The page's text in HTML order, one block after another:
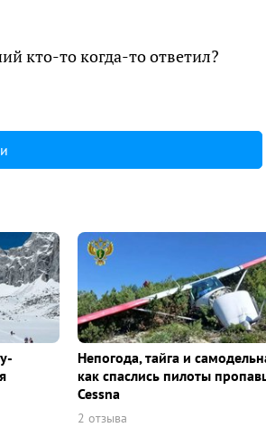
кто-то когда-то ответил?
Непогода, тайга и
как спаслись пилоты
Cessna
2 отзыва